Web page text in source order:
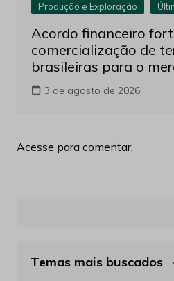
Produção e Exploração
Acordo financeiro
comercialização de
brasileiras para o
3 de agosto de 2026
Acesse para comentar.
Temas mais buscados